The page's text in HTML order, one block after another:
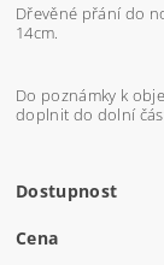
Dřevěné přání do
14cm.
Do poznámky k
doplnit do dolní
Dostupnost
Cena